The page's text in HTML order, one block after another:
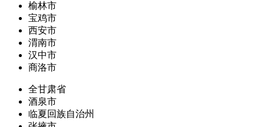
榆林市
宝鸡市
西安市
渭南市
汉中市
商洛市
全甘肃省
酒泉市
临夏回族自治州